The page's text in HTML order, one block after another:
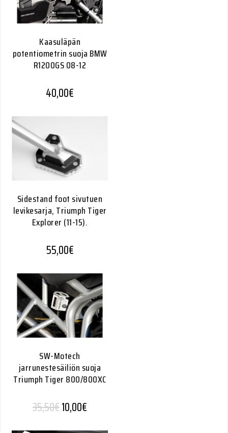
Kaasuläpän
potentiometrin suoja BMW
R1200GS 08-12
40,00€
Sidestand foot sivutuen
levikesarja, Triumph Tiger
Explorer (11-15).
55,00€
SW-Motech
jarrunestesäiliön suoja
Triumph Tiger 800/800XC
35,50€Alkuperäinen hinta oli: 35,50€.
10,00€